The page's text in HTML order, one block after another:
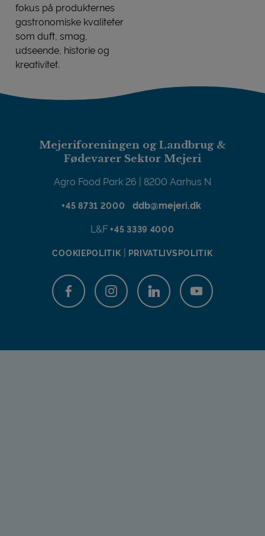
fokus på produkternes
gastronomiske kvaliteter
som duft, smag,
udseende, historie og
kreativitet.
Mejeriforeningen og Landbrug &
Fødevarer Sektor Mejeri
Agro Food Park 26 | 8200 Aarhus N
+45 8731 2000 ddb@mejeri.dk
L&F+45 3339 4000
COOKIEPOLITIK PRIVATLIVSPOLITIK